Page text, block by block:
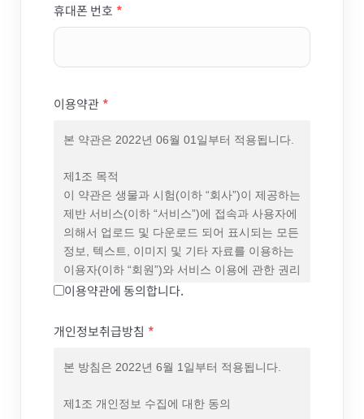
휴대폰 번호 *
이용약관 *
본 약관은 2022년 06월 01일부터 적용됩니다.
제1조 목적
이 약관은 생물과 시험(이하 “회사”)이 제공하는
제반 서비스(이하 “서비스”)에 접속과 사용자에
의해서 업로드 및 다운로드 되어 표시되는 모든
정보, 텍스트, 이미지 및 기타 자료를 이용하는
이용자(이하 “회원”)와 서비스 이용에 관한 권리
및 의무와 책임사항, 기타 필요한 사항을
① 회사는 서비스의 가입 과정에 본 약관을
② 회사는 관련법에 위배되지 않는 범위에서 본
이용약관에 동의합니다.
개인정보취급방침 *
본 방침은 2022년 6월 1일부터 적용됩니다.
제1조 개인정보 수집에 대한 동의